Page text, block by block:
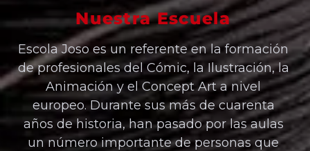
Nuestra Escuela
Escola Joso es un referente en la formación
de profesionales del Cómic, la Ilustración, la
Animación y el Concept Art a nivel
europeo. Durante sus más de cuarenta
años de historia, han pasado por las aulas
un número importante de personas que